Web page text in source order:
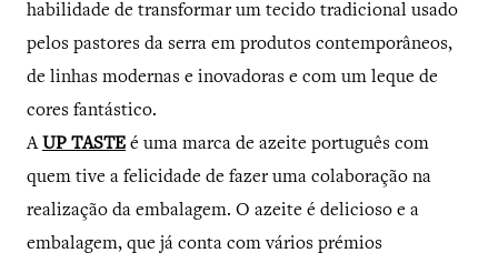
habilidade de transformar um tecido tradicional usado
pelos pastores da serra em produtos contemporâneos,
de linhas modernas e inovadoras e com um leque de
cores fantástico.
A UP TASTE é uma marca de azeite português com
quem tive a felicidade de fazer uma colaboração na
realização da embalagem. O azeite é delicioso e a
embalagem, que já conta com vários prémios